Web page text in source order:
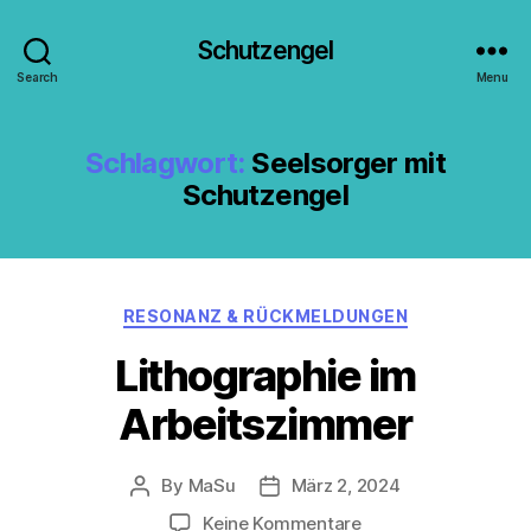
Search
Schutzengel
Menu
Schlagwort: Seelsorger mit
Schutzengel
Categories
RESONANZ & RÜCKMELDUNGEN
Lithographie im
Arbeitszimmer
Post
author
By MaSu
PostMärz 2, 2024
Keine Kommentarezu